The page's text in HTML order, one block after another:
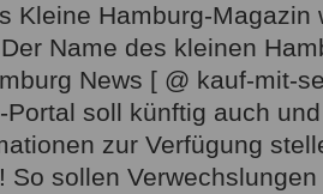
Kleine Hamburg-
Name des kleinen
News [ @ kauf-mit-
Portal soll künftig auch
zur Verfügung
So sollen